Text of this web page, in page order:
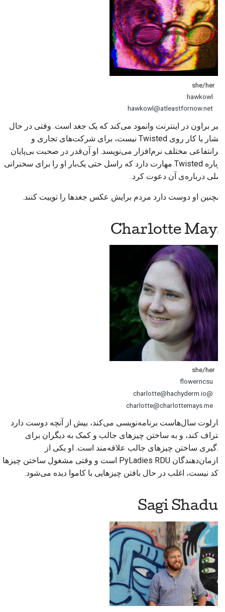
hawkowl
hawkowl@atleastfornow.net
آمبر براون در اینترنت وانمود می‌کند که یک جغد است. وقتی در حال
انتشار یا کار روی Twisted نیست، برای شرکت‌های تجاری و
غیرانتفاعی مختلف نرم‌افزار می‌نویسد. او آن‌قدر در صحبت بی‌پایان
درباره Twisted مهارت دارد که راسل حتی یک‌بار او را برای سخنرانی
اصلی درباره‌ی آن دعوت کرد.
همچنین او دوست دارد مردم برایش عکس جغدها را توییت کنند.
Charlotte Mays
flowerncsu
@charlotte@hachyderm.io
charlotte@charlottemays.me
شارلوت سال‌هاست برنامه‌نویسی می‌کند، بیش از آنچه دوست دارد
اعتراف کند، و به ساختن چیزهای جالب و کمک به دیگران برای
یادگیری ساختن چیزهای جالب علاقه‌مند است. او یکی از
سازمان‌دهندگان PyLadies RDU
است و وقتی مشغول ساختن چیزها
با کد نیست، اغلب در حال بافتن چیزهایی با کاموا دیده می‌شود.
Sagi Shadur